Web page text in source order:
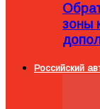
зоны
Российский